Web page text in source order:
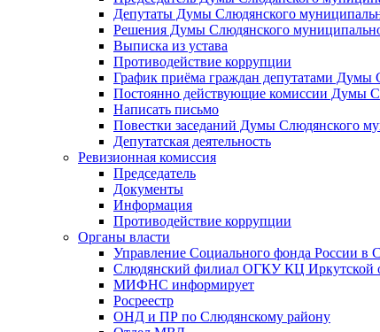
Депутаты Думы Слюдянского
Решения Думы Слюдянского
Выписка из устава
Противодействие коррупции
График приёма граждан депутатами Думы
Постоянно действующие комиссии Думы
Написать письмо
Повестки заседаний Думы Слюдянского
Депутатская деятельность
Ревизионная комиссия
Председатель
Документы
Информация
Противодействие коррупции
Органы власти
Управление Социального фонда России в
Слюдянский филиал ОГКУ КЦ Иркутской
МИФНС информирует
Росреестр
ОНД и ПР по Слюдянскому району